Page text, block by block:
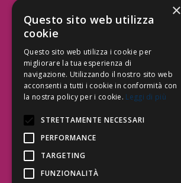
Aree Attività Civile
Tutele del Credito
Responsabilità Civile
Contrattualistica
Segui lo Studio EDG sui social.
Invia messaggio
×
Questo sito web utilizza
cookie
Questo sito web utilizza i cookie per
migliorare la tua esperienza di
navigazione. Utilizzando il nostro sito web
acconsenti a tutti i cookie in conformità con
la nostra policy per i cookie. Leggi di più
STRETTAMENTE NECESSARI
PERFORMANCE
TARGETING
FUNZIONALITÀ